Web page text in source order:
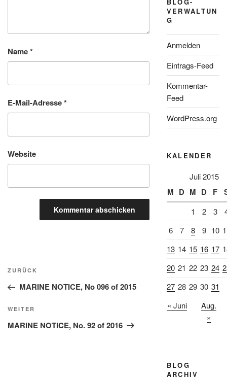
Name*
E-Mail-Adresse*
Website
Beitragsnavigation
Vorheriger
Beitrag
ZURÜCK
MARINE NOTICE, No 096 of 2015
Nächster
Beitrag
WEITER
MARINE NOTICE, No. 92 of 2016
VERWALTUN
G
Anmelden
Eintrags-Feed
Kommentar-
Feed
WordPress.org
KALENDER
Juli 2015
M D M D F
1 2 3
6
7 8 9 10
13 14 15 16 17
20 21 22 23 24
27 28 29 30 31
« Juni
Aug.
»
BLOG
ARCHIV